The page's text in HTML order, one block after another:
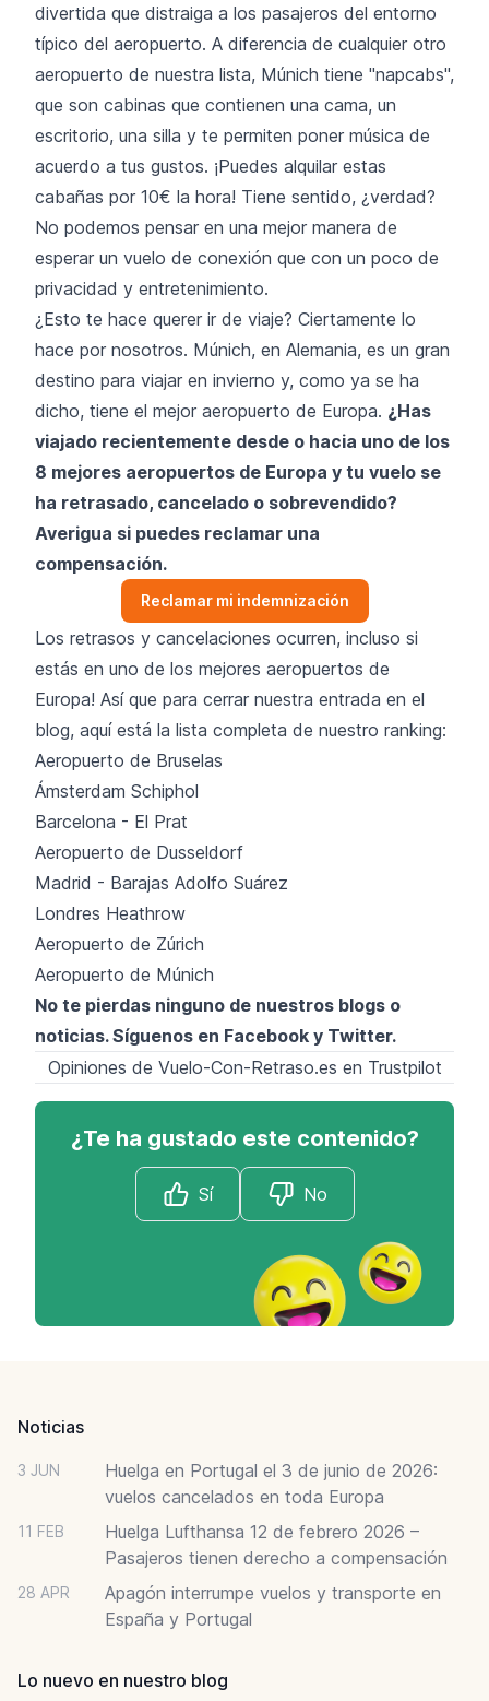
divertida que distraiga a los pasajeros del entorno
típico del aeropuerto. A diferencia de cualquier otro
aeropuerto de nuestra lista, Múnich tiene "napcabs",
que son cabinas que contienen una cama, un
escritorio, una silla y te permiten poner música de
acuerdo a tus gustos. ¡Puedes alquilar estas
cabañas por 10€ la hora! Tiene sentido, ¿verdad?
No podemos pensar en una mejor manera de
esperar un vuelo de conexión que con un poco de
privacidad y entretenimiento.
¿Esto te hace querer ir de viaje? Ciertamente lo
hace por nosotros. Múnich, en Alemania, es un gran
destino para viajar en invierno y, como ya se ha
dicho, tiene el mejor aeropuerto de Europa. ¿Has
viajado recientemente desde o hacia uno de los
8 mejores aeropuertos de Europa y tu vuelo se
ha retrasado, cancelado o sobrevendido?
Averigua si puedes reclamar una
compensación.
Reclamar mi indemnización
Los retrasos y cancelaciones ocurren, incluso si
estás en uno de los mejores aeropuertos de
Europa! Así que para cerrar nuestra entrada en el
blog, aquí está la lista completa de nuestro ranking:
Aeropuerto de Bruselas
Ámsterdam Schiphol
Barcelona - El Prat
Aeropuerto de Dusseldorf
Madrid - Barajas Adolfo Suárez
Londres Heathrow
Aeropuerto de Zúrich
Aeropuerto de Múnich
No te pierdas ninguno de nuestros blogs o
noticias. Síguenos en Facebook y Twitter.
Opiniones de Vuelo-Con-Retraso.es en Trustpilot
¿Te ha gustado este contenido?
Sí No
Noticias
3 JUN
Huelga en Portugal el 3 de junio de 2026:
vuelos cancelados en toda Europa
11 FEB
Huelga Lufthansa 12 de febrero 2026 –
Pasajeros tienen derecho a compensación
28 APR
Apagón interrumpe vuelos y transporte en
España y Portugal
Lo nuevo en nuestro blog